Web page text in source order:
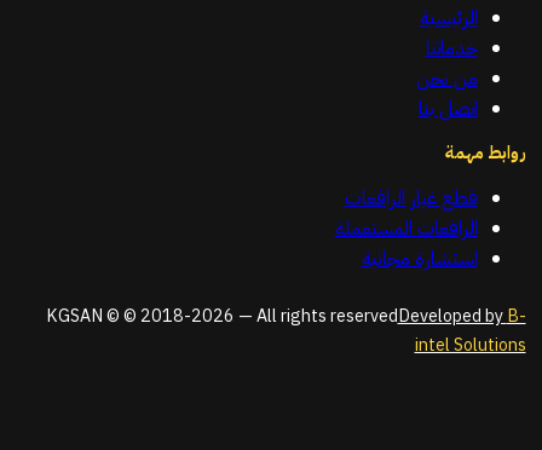
الرئيسية
خدماتنا
من نحن
اتصل بنا
روابط مهمة
قطع غيار الرافعات
الرافعات المستعملة
استشارة مجانية
KGSAN © © 2018-2026 — All rights reservedDeveloped byB-
intel Solutions